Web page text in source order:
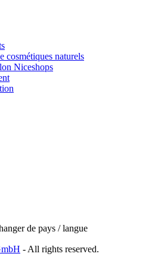
cosmétiques naturels
Niceshops
de pays / langue
- All rights reserved.